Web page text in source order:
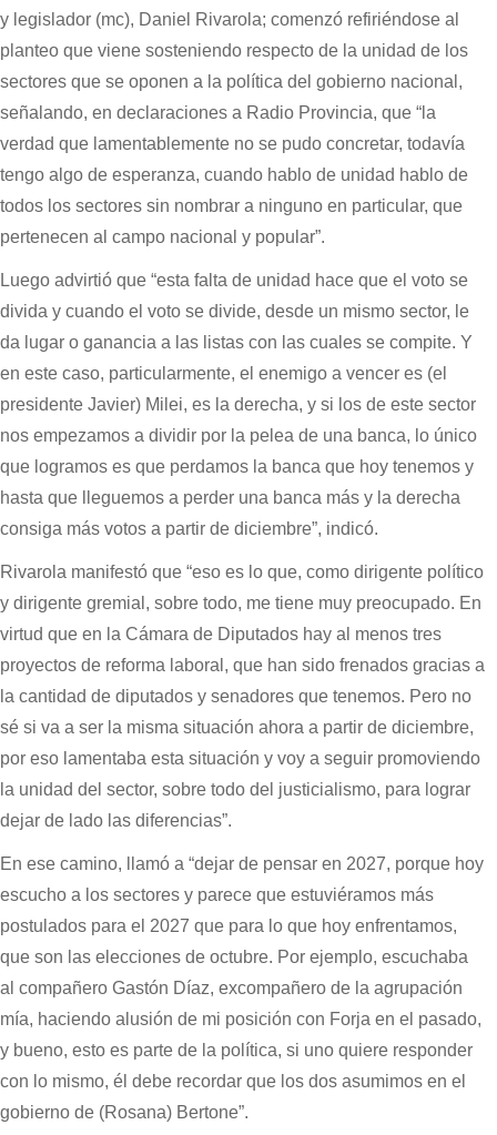
y legislador (mc), Daniel Rivarola; comenzó refiriéndose al
planteo que viene sosteniendo respecto de la unidad de los
sectores que se oponen a la política del gobierno nacional,
señalando, en declaraciones a Radio Provincia, que “la
verdad que lamentablemente no se pudo concretar, todavía
tengo algo de esperanza, cuando hablo de unidad hablo de
todos los sectores sin nombrar a ninguno en particular, que
pertenecen al campo nacional y popular”.
Luego advirtió que “esta falta de unidad hace que el voto se
divida y cuando el voto se divide, desde un mismo sector, le
da lugar o ganancia a las listas con las cuales se compite. Y
en este caso, particularmente, el enemigo a vencer es (el
presidente Javier) Milei, es la derecha, y si los de este sector
nos empezamos a dividir por la pelea de una banca, lo único
que logramos es que perdamos la banca que hoy tenemos y
hasta que lleguemos a perder una banca más y la derecha
consiga más votos a partir de diciembre”, indicó.
Rivarola manifestó que “eso es lo que, como dirigente político
y dirigente gremial, sobre todo, me tiene muy preocupado. En
virtud que en la Cámara de Diputados hay al menos tres
proyectos de reforma laboral, que han sido frenados gracias a
la cantidad de diputados y senadores que tenemos. Pero no
sé si va a ser la misma situación ahora a partir de diciembre,
por eso lamentaba esta situación y voy a seguir promoviendo
la unidad del sector, sobre todo del justicialismo, para lograr
dejar de lado las diferencias”.
En ese camino, llamó a “dejar de pensar en 2027, porque hoy
escucho a los sectores y parece que estuviéramos más
postulados para el 2027 que para lo que hoy enfrentamos,
que son las elecciones de octubre. Por ejemplo, escuchaba
al compañero Gastón Díaz, excompañero de la agrupación
mía, haciendo alusión de mi posición con Forja en el pasado,
y bueno, esto es parte de la política, si uno quiere responder
con lo mismo, él debe recordar que los dos asumimos en el
gobierno de (Rosana) Bertone”.